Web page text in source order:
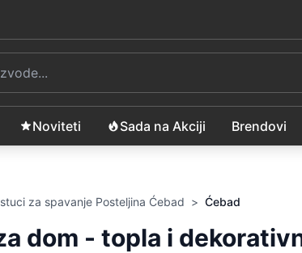
Noviteti Sada na Akciji Brendovi
za spavanje Posteljina Ćebad > Ćebad
dom - topla i